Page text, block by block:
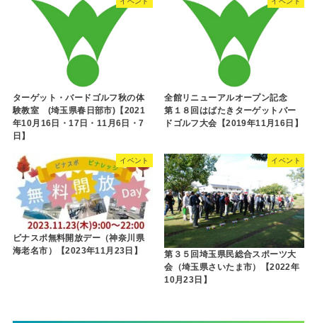
ターゲット・バードゴルフ秋の体
験教室 (埼玉県春日部市)【2021
年10月16日・17日・11月6日・7
日】
全館リニューアルオープン記念
第１８回はばたきターゲットバー
ドゴルフ大会【2019年11月16日】
イベント
ビナスポ無料開放デー（神奈川県
海老名市）【2023年11月23日】
イベント
第３５回埼玉県民総合スポーツ大
会（埼玉県さいたま市）【2022年
10月23日】